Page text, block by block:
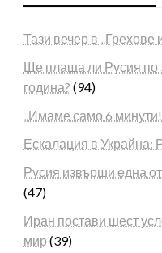
Тази вечер в „Грехове
Ще плаща ли Русия по
година? (94)
„Имаме само 6
Ескалация в Украйна:
Русия извърши една
(47)
Иран постави шест
мир (39)